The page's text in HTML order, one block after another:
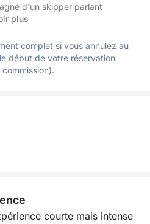
d'un skipper parlant
plus
complet si vous annulez au
début de votre réservation
courte mais intense